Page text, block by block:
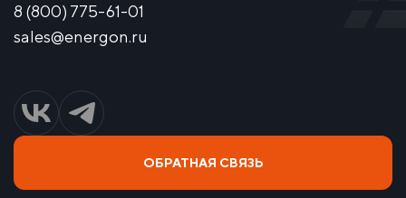
8 (800) 775-61-01
sales@energon.ru
ОБРАТНАЯ СВЯЗЬ